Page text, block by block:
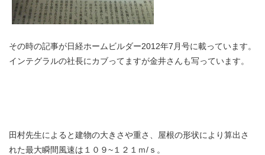
その時の記事が日経ホームビルダー2012年7月号に載っています。
インテグラルの社長にカブってますが金井さんも写っています。
田村先生によると建物の大きさや重さ、屋根の形状により算出さ
れた最大瞬間風速は１０９~１２１ｍ/ｓ。